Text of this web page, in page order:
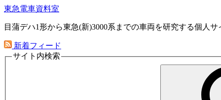
東急電車資料室
目蒲デハ1形から東急(新)3000系までの車両を研究する個人サ
新着フィード
サイト内検索